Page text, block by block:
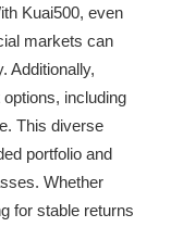
Kuai500, even
markets can
Additionally,
including
This diverse
portfolio and
Whether
for stable returns